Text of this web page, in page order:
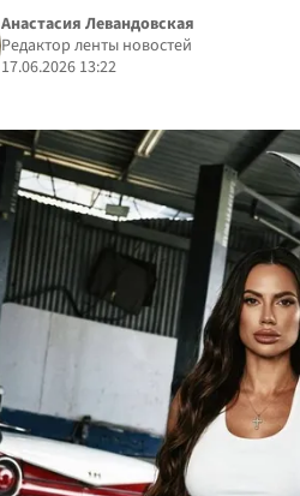
Анастасия Левандовская
Редактор ленты новостей
17.06.2026 13:22